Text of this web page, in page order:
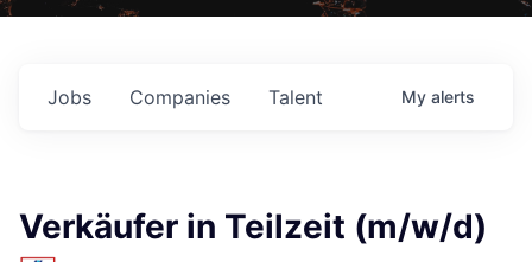
Jobs Companies Talent My alerts
Verkäufer in Teilzeit (m/w/d)